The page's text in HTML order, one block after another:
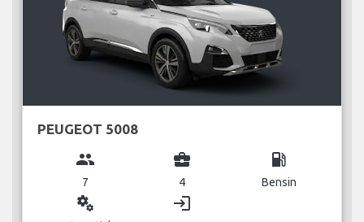
PEUGEOT 5008
group
7
business_center
4
local_gas_station
Bensin
miscellaneous_services login